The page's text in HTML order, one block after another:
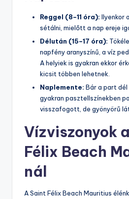
Reggel (8–11 óra): Ilyenkor
sétálni, mielőtt a nap ereje
Délután (15–17 óra):
napfény aranyszínű, a víz
A helyiek is gyakran ekkor
kicsit többen lehetnek.
Naplemente: Bár a part dél
gyakran pasztellszínekben
visszafogott, de gyönyörű
Vízviszonyok
Félix Beach
nál
A Saint Félix Beach Mauritius